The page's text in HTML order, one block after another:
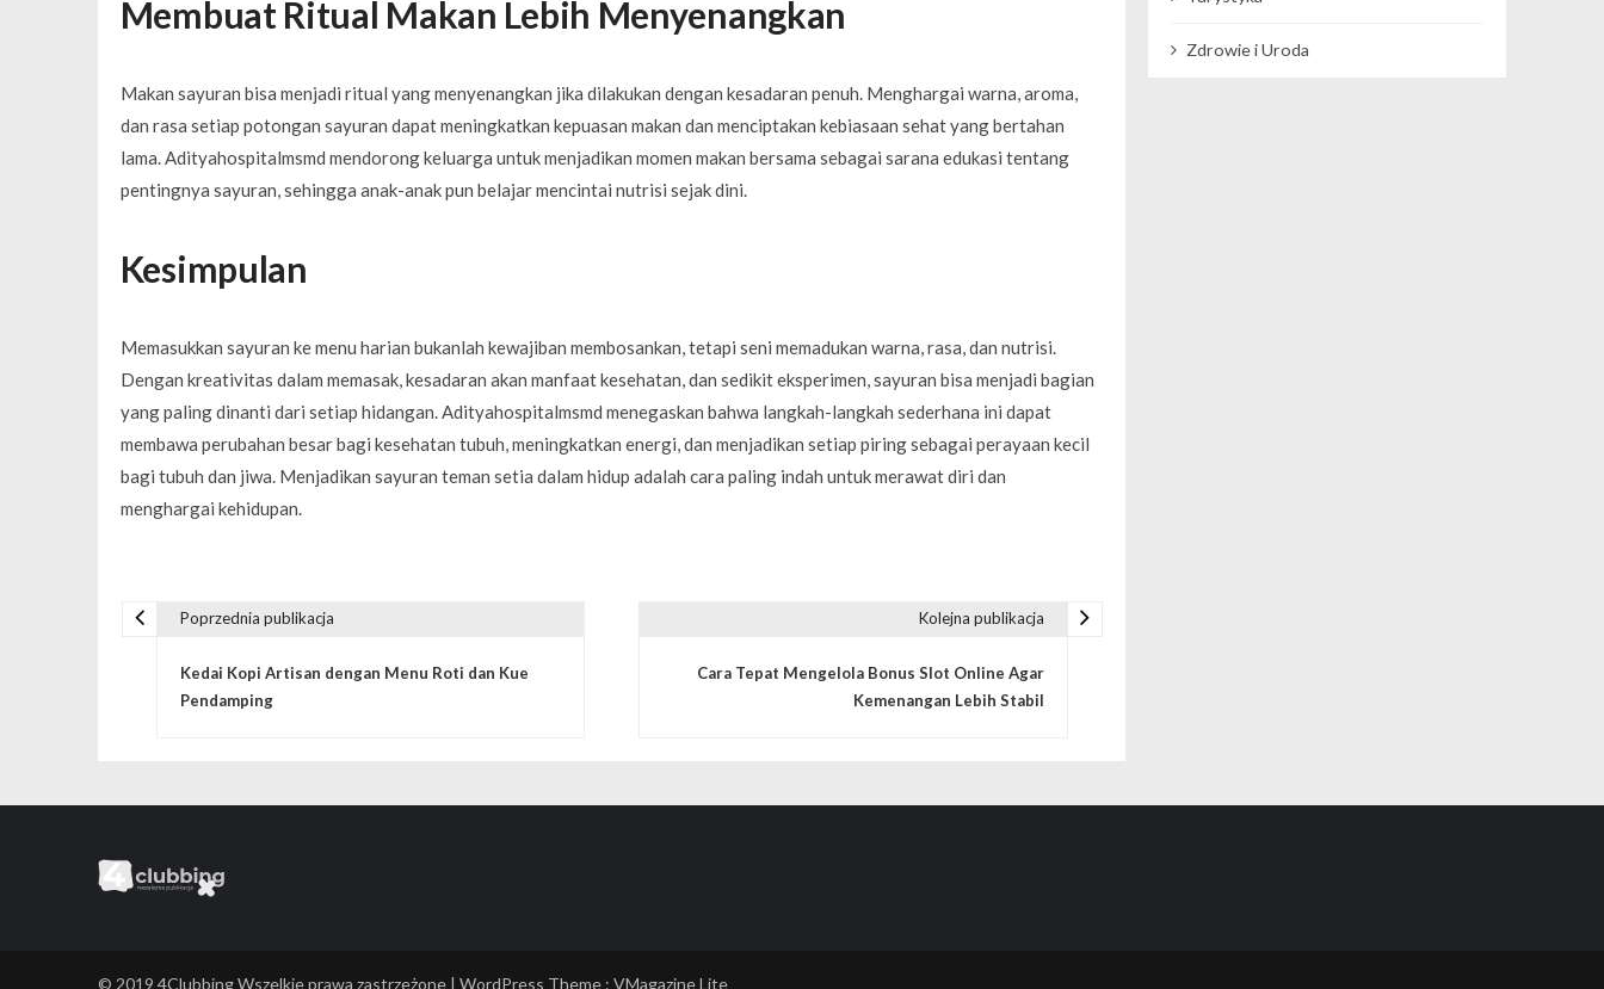
Membuat Ritual Makan Lebih Menyenangkan
Makan sayuran bisa menjadi ritual yang menyenangkan jika dilakukan dengan kesadaran penuh. Menghargai warna, aroma,
dan rasa setiap potongan sayuran dapat meningkatkan kepuasan makan dan menciptakan kebiasaan sehat yang bertahan
lama. Adityahospitalmsmd mendorong keluarga untuk menjadikan momen makan bersama sebagai sarana edukasi tentang
pentingnya sayuran, sehingga anak-anak pun belajar mencintai nutrisi sejak dini.
Kesimpulan
Memasukkan sayuran ke menu harian bukanlah kewajiban membosankan, tetapi seni memadukan warna, rasa, dan nutrisi.
Dengan kreativitas dalam memasak, kesadaran akan manfaat kesehatan, dan sedikit eksperimen, sayuran bisa menjadi bagian
yang paling dinanti dari setiap hidangan. Adityahospitalmsmd menegaskan bahwa langkah-langkah sederhana ini dapat
membawa perubahan besar bagi kesehatan tubuh, meningkatkan energi, dan menjadikan setiap piring sebagai perayaan kecil
bagi tubuh dan jiwa. Menjadikan sayuran teman setia dalam hidup adalah cara paling indah untuk merawat diri dan
menghargai kehidupan.
g
Poprzednia publikacja
Kedai Kopi Artisan dengan Menu Roti dan Kue
Pendamping
Kolejna publikacja
Cara Tepat Mengelola Bonus Slot Online Agar
Kemenangan Lebih Stabil
Zdrowie i Uroda
© 2019 4Clubbing Wszelkie prawa zastrzeżone | WordPress Theme : VMagazine Lite